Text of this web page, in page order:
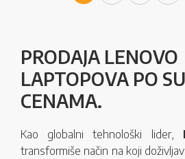
PRODAJA LENOVO
LAPTOPOVA PO
CENAMA.
Kao globalni tehnološki lider,
transformiše način na koji